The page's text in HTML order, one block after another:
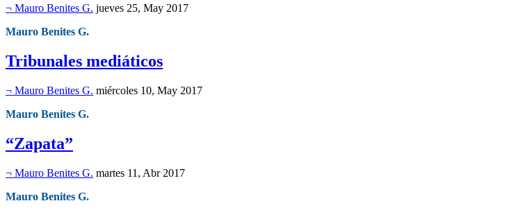
¬ Mauro Benites G. jueves 25, May 2017
Mauro Benites G.
Tribunales mediáticos
¬ Mauro Benites G. miércoles 10, May 2017
Mauro Benites G.
“Zapata”
¬ Mauro Benites G. martes 11, Abr 2017
Mauro Benites G.